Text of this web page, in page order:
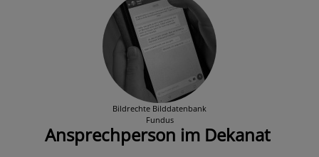
Bildrechte Bilddatenbank
Fundus
Ansprechperson im Dekanat